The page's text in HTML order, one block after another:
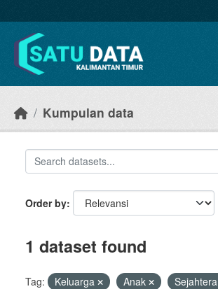
Kumpulan data
Order by
1 dataset found
Tag: Keluarga Anak Sejahtera